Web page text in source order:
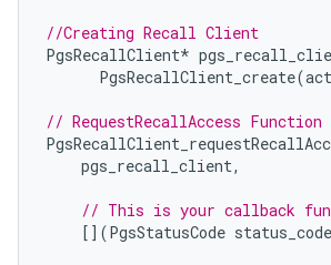
//Creating Recall Client
PgsRecallClient*
PgsRecallClient_create(
// RequestRecallAccess Function
pgs_recall_client,
// This is your callback
[](PgsStatusCode status_code